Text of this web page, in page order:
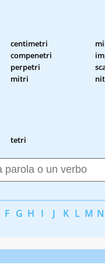
centimetri
compenetri
perpetri
mitri
tetri
F G H I J K L M N